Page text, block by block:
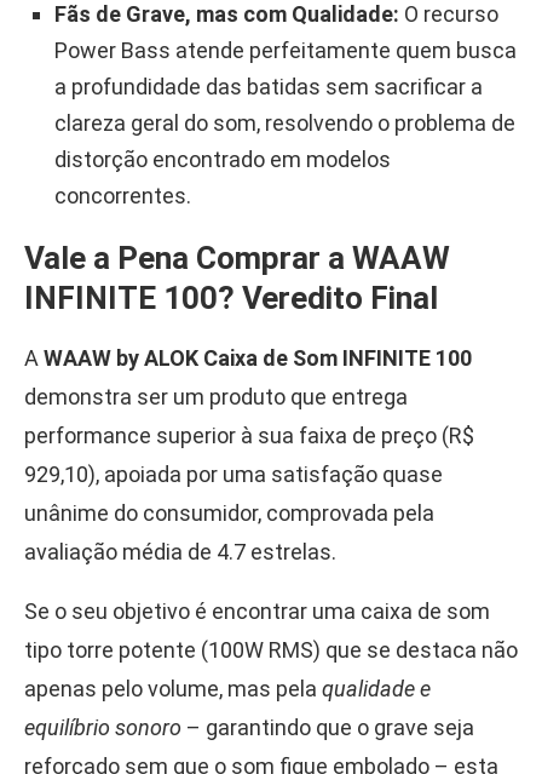
Fãs de Grave, mas com Qualidade: O recurso
Power Bass atende perfeitamente quem busca
a profundidade das batidas sem sacrificar a
clareza geral do som, resolvendo o problema de
distorção encontrado em modelos
concorrentes.
Vale a Pena Comprar a WAAW
INFINITE 100? Veredito Final
A WAAW by ALOK Caixa de Som INFINITE 100
demonstra ser um produto que entrega
performance superior à sua faixa de preço (R$
929,10), apoiada por uma satisfação quase
unânime do consumidor, comprovada pela
avaliação média de 4.7 estrelas.
Se o seu objetivo é encontrar uma caixa de som
tipo torre potente (100W RMS) que se destaca não
apenas pelo volume, mas pela qualidade e
equilíbrio sonoro – garantindo que o grave seja
reforçado sem que o som fique embolado – esta